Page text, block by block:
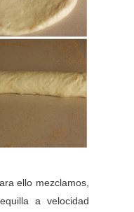
ello mezclamos,
a velocidad